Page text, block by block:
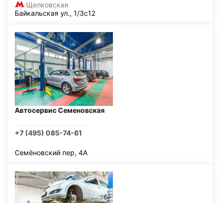
Щелковская
Байкальская ул., 1/3с12
Автосервис Семеновская
+7 (495) 085-74-61
Семёновский пер, 4А